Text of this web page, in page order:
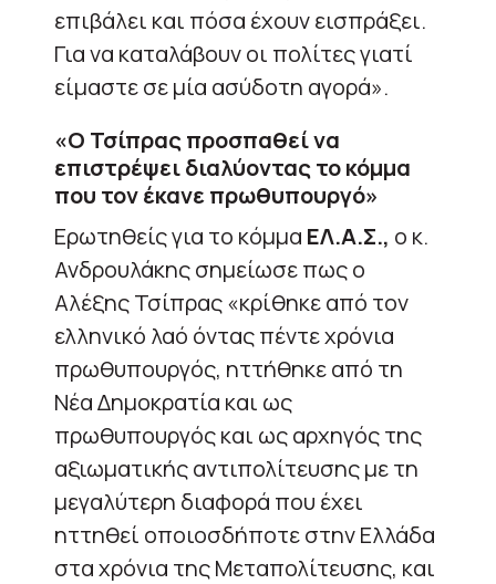
επιβάλει και πόσα έχουν εισπράξει.
Για να καταλάβουν οι πολίτες γιατί
είμαστε σε μία ασύδοτη αγορά».
«Ο Τσίπρας προσπαθεί να
επιστρέψει διαλύοντας το κόμμα
που τον έκανε πρωθυπουργό»
Ερωτηθείς για το κόμμα ΕΛ.Α.Σ., ο κ.
Ανδρουλάκης σημείωσε πως ο
Αλέξης Τσίπρας «κρίθηκε από τον
ελληνικό λαό όντας πέντε χρόνια
πρωθυπουργός, ηττήθηκε από τη
Νέα Δημοκρατία και ως
πρωθυπουργός και ως αρχηγός της
αξιωματικής αντιπολίτευσης με τη
μεγαλύτερη διαφορά που έχει
ηττηθεί οποιοσδήποτε στην Ελλάδα
στα χρόνια της Μεταπολίτευσης, και